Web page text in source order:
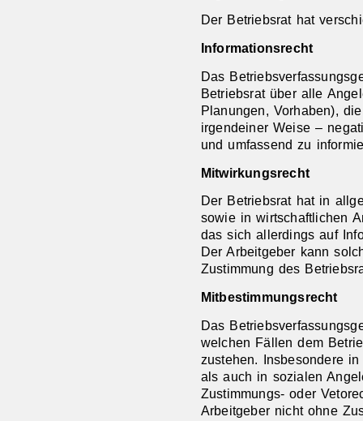
Der Betriebsrat hat
Informationsrecht
Das
Betriebsrat über alle
Planungen, Vorhaben),
irgendeiner Weise –
und umfassend zu
Mitwirkungsrecht
Der Betriebsrat hat in
sowie in wirtschaftlichen
das sich allerdings auf
Der Arbeitgeber kann
Zustimmung des
Mitbestimmungsrecht
Das
welchen Fällen dem
zustehen. Insbesondere
als auch in sozialen
Zustimmungs- oder
Arbeitgeber nicht ohne